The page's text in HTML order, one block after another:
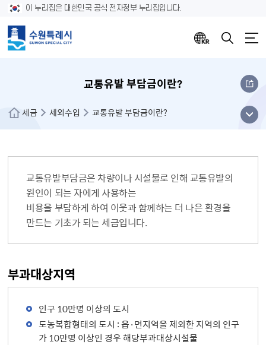
이 누리집은 대한민국 공식 전자정부 누리집입니다.
교통유발 부담금이란?
세금 세외수입 교통유발 부담금이란?
메뉴
열기
교통유발부담금은 차량이나 시설물로 인해 교통유발의
원인이 되는 자에게 사용하는
비용을 부담하게 하여 이웃과 함께하는 더 나은 환경을
만드는 기초가 되는 세금입니다.
부과대상지역
인구 10만명 이상의 도시
도농복합형태의 도시 : 읍·면지역을 제외한 지역의 인구
가 10만명 이상인 경우 해당부과대상시설물